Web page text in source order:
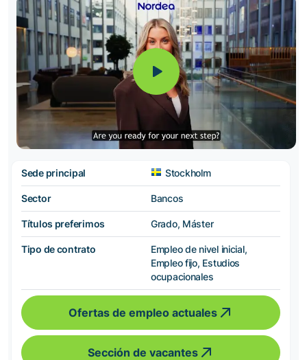
Sede principal Stockholm
Sector Bancos
Títulos preferimos Grado, Máster
Tipo de contrato
Empleo de nivel inicial,
Empleo fijo, Estudios
ocupacionales
Ofertas de empleo actuales
Sección de vacantes